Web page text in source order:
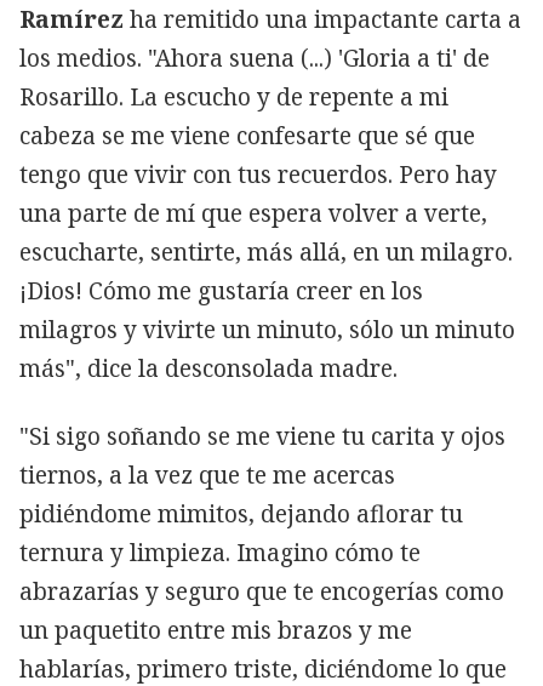
Ramírez ha remitido una impactante carta a
los medios. "Ahora suena (...) 'Gloria a ti' de
Rosarillo. La escucho y de repente a mi
cabeza se me viene confesarte que sé que
tengo que vivir con tus recuerdos. Pero hay
una parte de mí que espera volver a verte,
escucharte, sentirte, más allá, en un milagro.
¡Dios! Cómo me gustaría creer en los
milagros y vivirte un minuto, sólo un minuto
más", dice la desconsolada madre.
"Si sigo soñando se me viene tu carita y ojos
tiernos, a la vez que te me acercas
pidiéndome mimitos, dejando aflorar tu
ternura y limpieza. Imagino cómo te
abrazarías y seguro que te encogerías como
un paquetito entre mis brazos y me
hablarías, primero triste, diciéndome lo que